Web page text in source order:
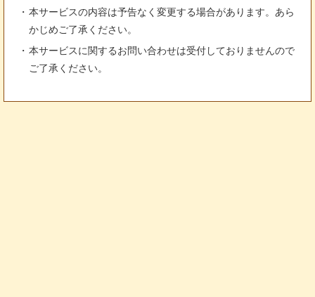
本サービスの内容は予告なく変更する場合があります。あら
かじめご了承ください。
本サービスに関するお問い合わせは受付しておりませんので
ご了承ください。